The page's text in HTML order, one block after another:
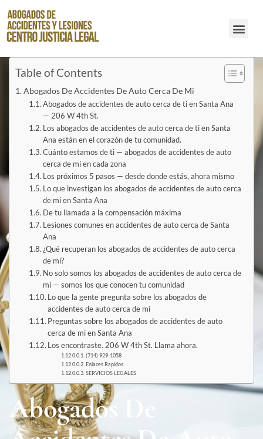
Table of Contents
Abogados De Accidentes De Auto Cerca De Mi
Abogados de accidentes de auto cerca de ti en Santa Ana
— 206 W 4th St.
Los abogados de accidentes de auto cerca de ti en Santa
Ana están en el corazón de tu comunidad.
Cuánto estamos de ti — abogados de accidentes de auto
cerca de mi en cada zona
Los próximos 5 pasos — desde donde estás, ahora mismo
Lo que investigan los abogados de accidentes de auto cerca
de mi en Santa Ana
De tu llamada a la compensación máxima
Lesiones comunes en accidentes de auto cerca de Santa
Ana
¿Qué recuperan los abogados de accidentes de auto cerca
de mi?
No solo somos los abogados de accidentes de auto cerca de
mi — somos los que conocen tu comunidad
Lo que la gente pregunta sobre los abogados de
accidentes de auto cerca de mi
Preguntas sobre los abogados de accidentes de auto
cerca de mi en Santa Ana
Los encontraste. 206 W 4th St. Llama ahora.
(714) 929-1058
Enlaces Rapidos
SERVICIOS LEGALES
Abogados De